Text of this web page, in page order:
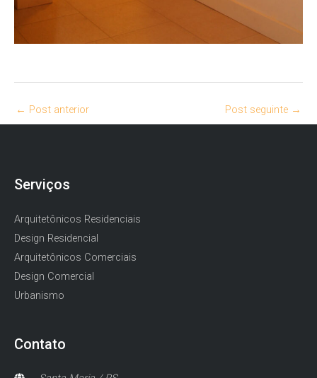
← Post anterior Post seguinte →
Serviços
Arquitetônicos Residenciais
Design Residencial
Arquitetônicos Comerciais
Design Comercial
Urbanismo
Contato